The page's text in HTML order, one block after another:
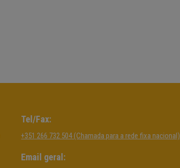
Tel/Fax:
+351 266 732 504 (Chamada para a rede fixa nacional)
Email geral: